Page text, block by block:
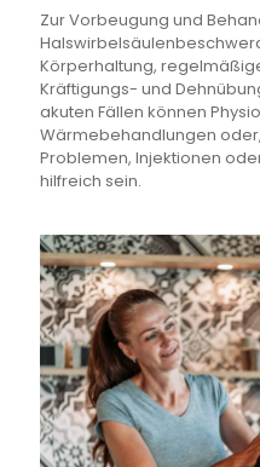
Zur Vorbeugung und
Körperhaltung,
Kräftigungs- und
akuten Fällen können
Wärmebehandlungen
Problemen, Injektionen
hilfreich sein.